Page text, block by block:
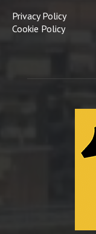
Privacy Policy
Cookie Policy